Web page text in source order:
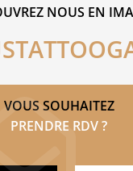
NOUS EN
VOUS SOUHAITEZ
PRENDRE RDV ?